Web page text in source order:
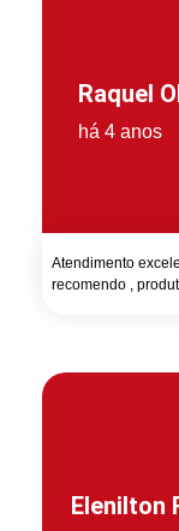
Raquel
há 4 anos
Atendimento
recomendo ,
Elenilton